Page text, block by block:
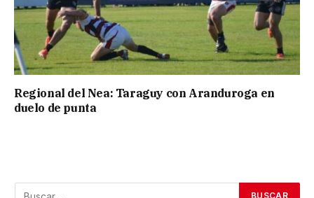
Regional del Nea: Taraguy con Aranduroga en
duelo de punta